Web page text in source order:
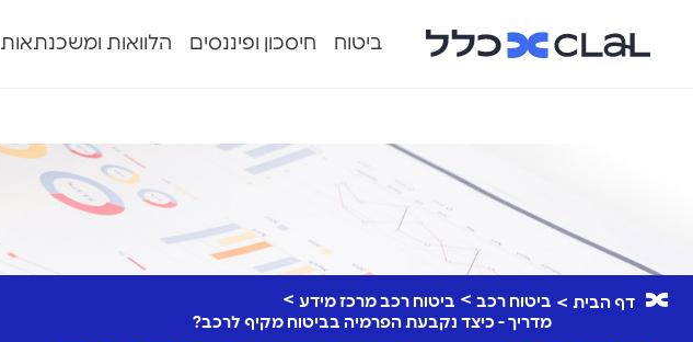
ביטוח חיסכון ופיננסים הלוואות ומשכנתאות
דף הבית ביטוח רכב
ביטוח רכב מרכז מידע
מדריך - כיצד נקבעת הפרמיה בביטוח מקיף לרכב?